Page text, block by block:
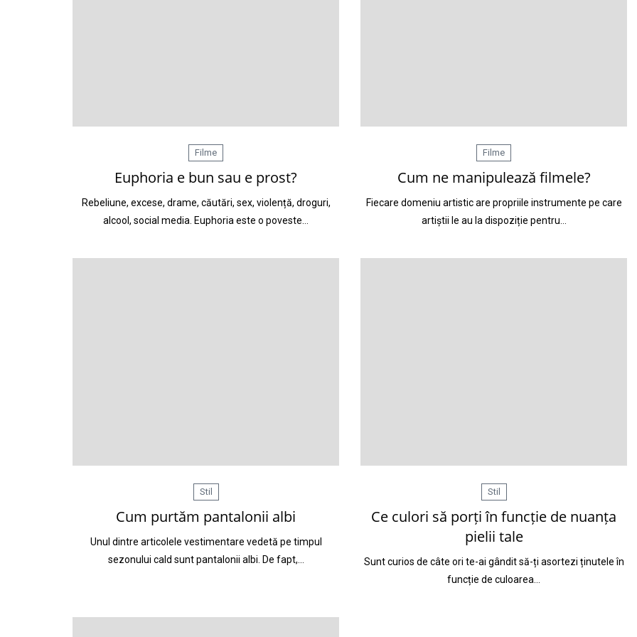
Filme
Euphoria e bun sau e prost?
Rebeliune, excese, drame, căutări, sex, violență, droguri,
alcool, social media. Euphoria este o poveste…
Filme
Cum ne manipulează filmele?
Fiecare domeniu artistic are propriile instrumente pe care
artiștii le au la dispoziție pentru…
Stil
Cum purtăm pantalonii albi
Unul dintre articolele vestimentare vedetă pe timpul
sezonului cald sunt pantalonii albi. De fapt,…
Stil
Ce culori să porți în funcție de nuanța
pielii tale
Sunt curios de câte ori te-ai gândit să-ți asortezi ținutele în
funcție de culoarea…